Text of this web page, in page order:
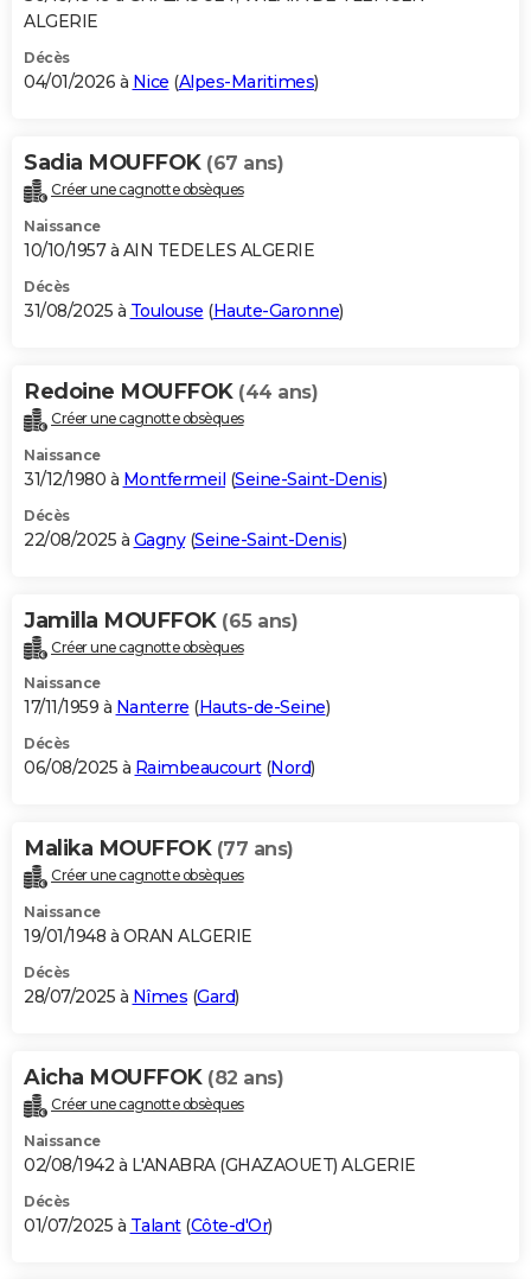
COPAINS D'AVANT
S'inscrire
Se connecter
Lycées
Collèges
Primaires
Universités
Entreprises
Service militaire
Avis de recherche
AVIS DE DÉCÈS
Bricolage
Lifestyle
Culture
Sport
Auto
Television
Voyage
Cinema
ALGERIE
Décès
04/01/2026 à Nice (Alpes-Maritimes)
Sadia MOUFFOK (67 ans)
Créer une cagnotte obsèques
Naissance
10/10/1957 à AIN TEDELES ALGERIE
Décès
31/08/2025 à Toulouse (Haute-Garonne)
Redoine MOUFFOK (44 ans)
Créer une cagnotte obsèques
Naissance
31/12/1980 à Montfermeil (Seine-Saint-Denis)
Décès
22/08/2025 à Gagny(Seine-Saint-Denis)
Jamilla MOUFFOK (65 ans)
Créer une cagnotte obsèques
Naissance
17/11/1959 à Nanterre (Hauts-de-Seine)
Décès
06/08/2025 à Raimbeaucourt(Nord)
Malika MOUFFOK (77 ans)
Créer une cagnotte obsèques
Naissance
19/01/1948 à ORAN ALGERIE
Décès
28/07/2025 à Nîmes (Gard)
Aicha MOUFFOK (82 ans)
Créer une cagnotte obsèques
Naissance
02/08/1942 à L'ANABRA (GHAZAOUET) ALGERIE
Décès
01/07/2025 à Talant(Côte-d'Or)